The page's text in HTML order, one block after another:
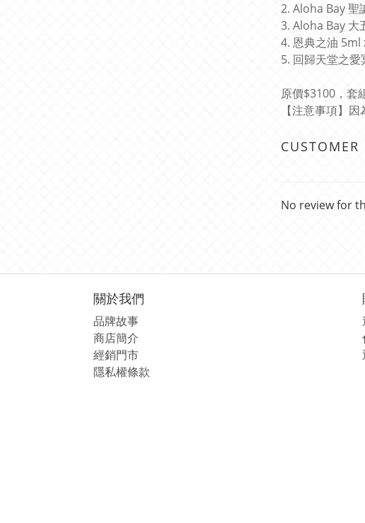
2. Aloha Bay 聖
3. Aloha Bay 大
4. 恩典之油 5ml
5. 回歸天堂之愛
原價$3100，套
【注意事項】
CUSTOMER
No review for
關於我們
品牌故事
商店簡介
經銷門市
隱私權條款